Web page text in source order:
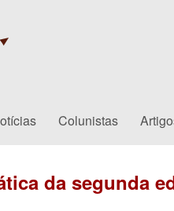
Colunistas
da segunda